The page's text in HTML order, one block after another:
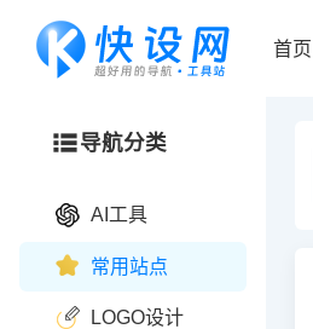
首页
导航分类
AI工具
常用站点
LOGO设计